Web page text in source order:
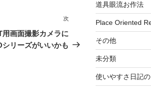
次
投
次
用画面撮影カメラに
リーズがいいかも
道具眼流お作法
Place Oriented
その他
未分類
使いやすさ日記